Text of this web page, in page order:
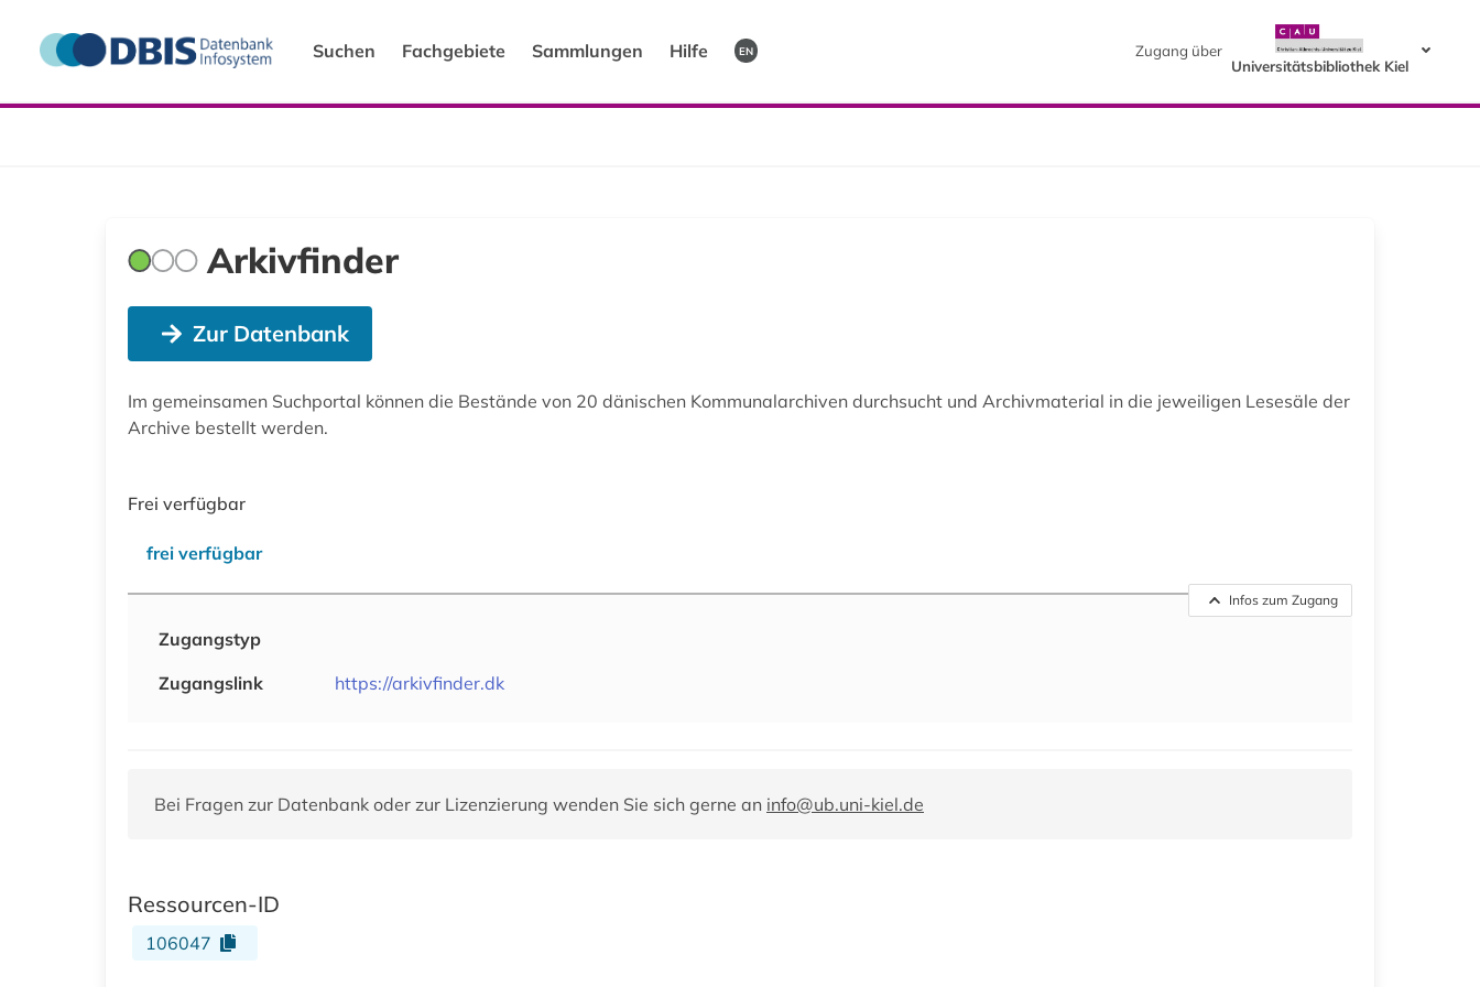
Suchen Fachgebiete Sammlungen Hilfe EN
Zugang über
Universitätsbibliothek Kiel
Arkivfinder
Zur Datenbank
Im gemeinsamen Suchportal können die Bestände von 20 dänischen Kommunalarchiven durchsucht und Archivmaterial in die jeweiligen Lesesäle der
Archive bestellt werden.
Frei verfügbar
frei verfügbar
Infos zum Zugang
Zugangstyp
Zugangslink
https://arkivfinder.dk
Bei Fragen zur Datenbank oder zur Lizenzierung wenden Sie sich gerne an info@ub.uni-kiel.de
Ressourcen-ID
106047